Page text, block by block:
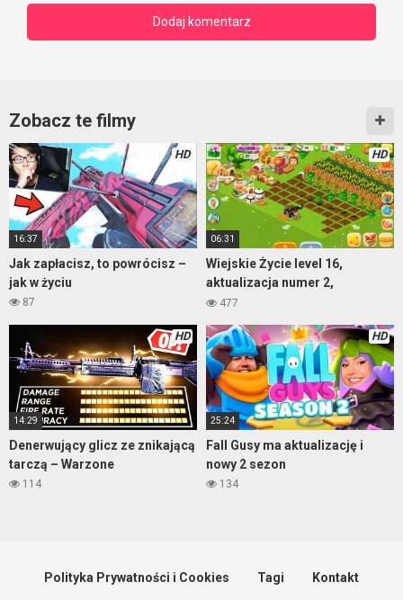
Zobacz te filmy
HD
16:37
Jak zapłacisz, to powrócisz –
jak w życiu
87
HD
06:31
Wiejskie Życie level 16,
aktualizacja numer 2,
rozgrywka w HD 1080p
477
HD
14:29
Denerwujący glicz ze znikającą
tarczą – Warzone
114
HD
25:24
Fall Gusy ma aktualizację i
nowy 2 sezon
134
Polityka Prywatności i Cookies Tagi Kontakt